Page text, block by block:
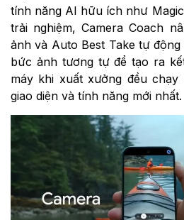
tính năng AI hữu ích như
trải nghiệm, Camera Coach
ảnh và Auto Best Take tự
bức ảnh tương tự để tạo ra
máy khi xuất xưởng đều chạy
giao diện và tính năng mới nhất.